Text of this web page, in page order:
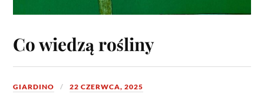
Co wiedzą rośliny
GIARDINO 22 CZERWCA, 2025